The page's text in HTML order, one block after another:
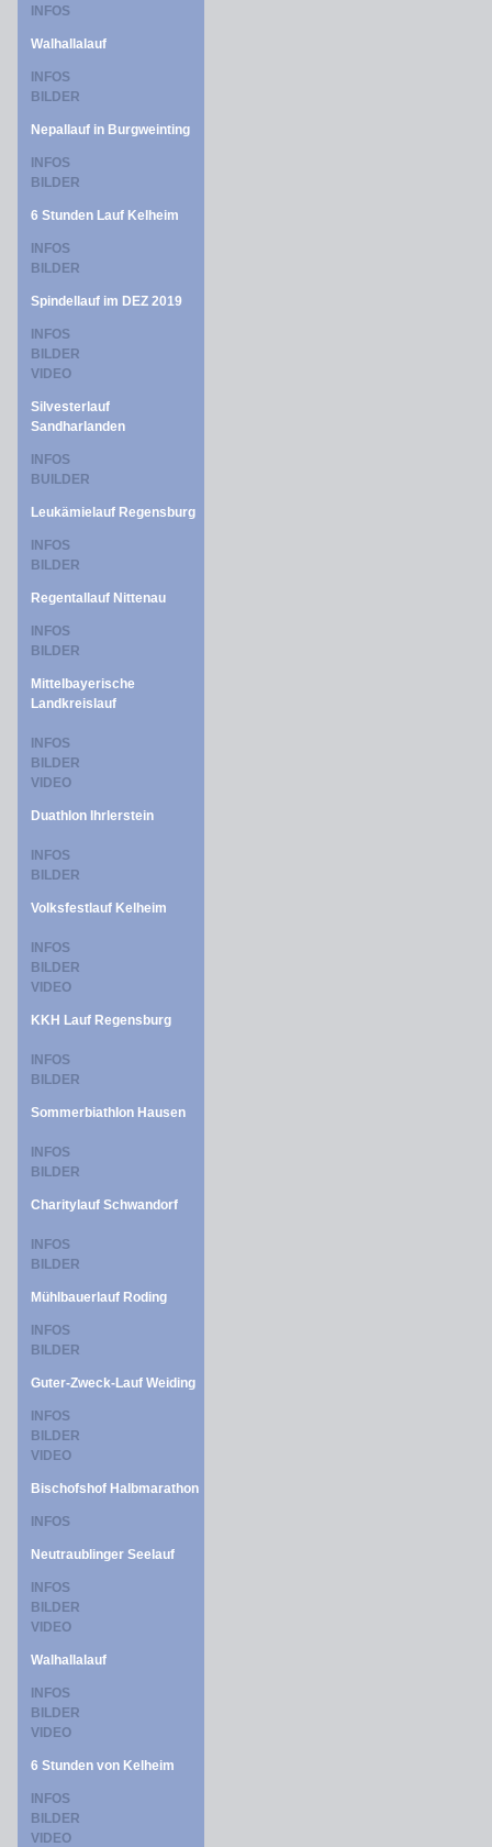
INFOS
Walhallalauf
INFOS
BILDER
Nepallauf in Burgweinting
INFOS
BILDER
6 Stunden Lauf Kelheim
INFOS
BILDER
Spindellauf im DEZ 2019
INFOS
BILDER
VIDEO
Silvesterlauf
Sandharlanden
INFOS
BUILDER
Leukämielauf Regensburg
INFOS
BILDER
Regentallauf Nittenau
INFOS
BILDER
Mittelbayerische
Landkreislauf
INFOS
BILDER
VIDEO
Duathlon Ihrlerstein
INFOS
BILDER
Volksfestlauf Kelheim
INFOS
BILDER
VIDEO
KKH Lauf Regensburg
INFOS
BILDER
Sommerbiathlon Hausen
INFOS
BILDER
Charitylauf Schwandorf
INFOS
BILDER
Mühlbauerlauf Roding
INFOS
BILDER
Guter-Zweck-Lauf Weiding
INFOS
BILDER
VIDEO
Bischofshof Halbmarathon
INFOS
Neutraublinger Seelauf
INFOS
BILDER
VIDEO
Walhallalauf
INFOS
BILDER
VIDEO
6 Stunden von Kelheim
INFOS
BILDER
VIDEO